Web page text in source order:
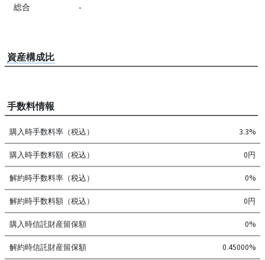
総合 -
資産構成比
手数料情報
購入時手数料率（税込） 3.3%
購入時手数料額（税込） 0円
解約時手数料率（税込） 0%
解約時手数料額（税込） 0円
購入時信託財産留保額 0%
解約時信託財産留保額 0.45000%